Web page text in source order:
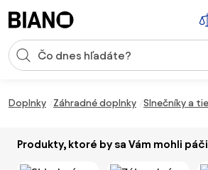
Vstup pre vyhľadávanie
Doplnky Záhradné doplnky Slnečníky a
Produkty, ktoré by sa Vám mohli